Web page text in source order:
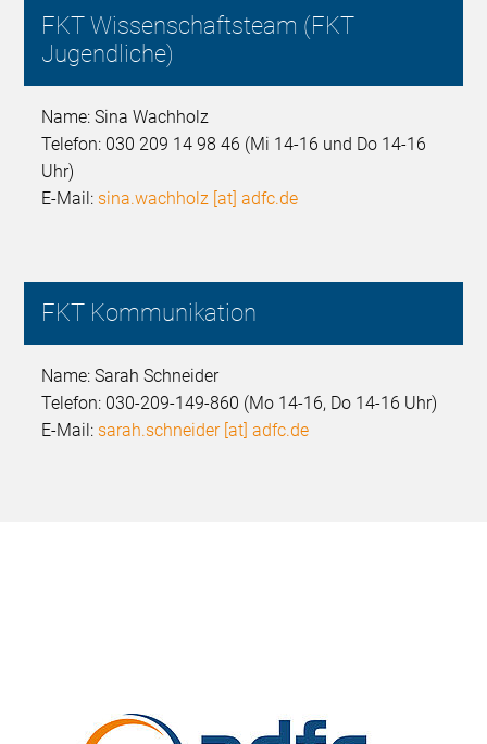
FKT Wissenschaftsteam (FKT
Jugendliche)
Name: Sina Wachholz
Telefon: 030 209 14 98 46 (Mi 14-16 und Do 14-16
Uhr)
E-Mail: sina.wachholz [at] adfc.de
FKT Kommunikation
Name: Sarah Schneider
Telefon: 030-209-149-860 (Mo 14-16, Do 14-16 Uhr)
E-Mail: sarah.schneider [at] adfc.de